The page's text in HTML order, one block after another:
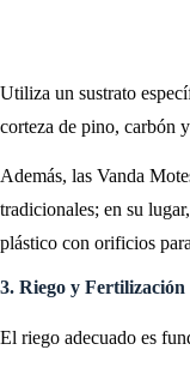
Utiliza un sustrato
corteza de pino, carbón
Además, las Vanda
tradicionales; en su
plástico con orificios
3. Riego y Fertilización
El riego adecuado es